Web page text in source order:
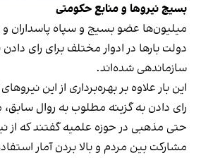
بسیج نیروها و منابع حکومتی
میلیون‌ها عضو بسیج و سپاه پاسداران و
دولت بارها در ادوار مختلف برای رای
سازماندهی شده‌اند.
این بار علاوه بر بهره‌برداری از این
رای دادن به گزینه مطلوب به روال
حتی مذهبی در حوزه علمیه گفتند که از
مشارکت بین مردم و بالا بردن آمار